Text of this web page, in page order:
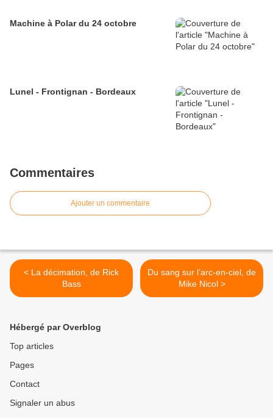
Machine à Polar du 24 octobre
Lunel - Frontignan - Bordeaux
Commentaires
Ajouter un commentaire
< La décimation, de Rick
Bass
Du sang sur l’arc-en-ciel, de
Mike Nicol >
Hébergé par Overblog
Top articles
Pages
Contact
Signaler un abus